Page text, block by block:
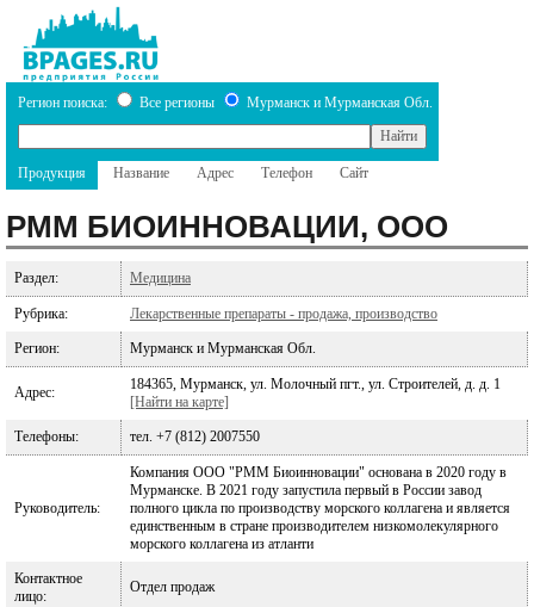
Регион поиска: Все регионы Мурманск и Мурманская Обл.
Продукция Название Адрес Телефон Сайт
РММ БИОИННОВАЦИИ, ООО
Раздел: Медицина
Рубрика: Лекарственные препараты - продажа, производство
Регион: Мурманск и Мурманская Обл.
Адрес:
184365, Мурманск, ул. Молочный пгт., ул. Строителей, д. д. 1
[Найти на карте]
Телефоны: тел. +7 (812) 2007550
Руководитель:
Компания ООО "РММ Биоинновации" основана в 2020 году в
Мурманске. В 2021 году запустила первый в России завод
полного цикла по производству морского коллагена и является
единственным в стране производителем низкомолекулярного
морского коллагена из атланти
Контактное
лицо:
Отдел продаж